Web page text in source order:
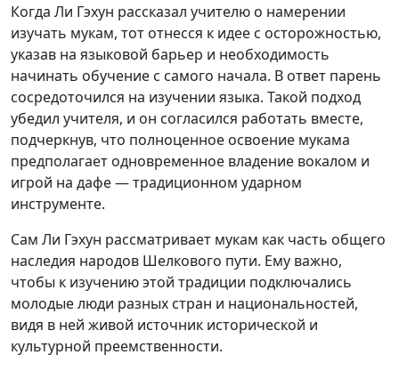
Когда Ли Гэхун рассказал учителю о намерении
изучать мукам, тот отнесся к идее с осторожностью,
указав на языковой барьер и необходимость
начинать обучение с самого начала. В ответ парень
сосредоточился на изучении языка. Такой подход
убедил учителя, и он согласился работать вместе,
подчеркнув, что полноценное освоение мукама
предполагает одновременное владение вокалом и
игрой на дафе — традиционном ударном
инструменте.
Сам Ли Гэхун рассматривает мукам как часть общего
наследия народов Шелкового пути. Ему важно,
чтобы к изучению этой традиции подключались
молодые люди разных стран и национальностей,
видя в ней живой источник исторической и
культурной преемственности.